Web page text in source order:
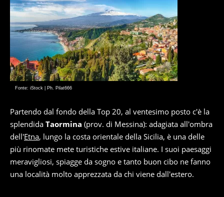
Fonte: iStock | Ph. Pilat666
Partendo dal fondo della Top 20, al ventesimo posto c'è la
splendida Taormina (prov. di Messina): adagiata all'ombra
dell'Etna, lungo la costa orientale della Sicilia, è una delle
più rinomate mete turistiche estive italiane. I suoi paesaggi
meravigliosi, spiagge da sogno e tanto buon cibo ne fanno
una località molto apprezzata da chi viene dall'estero.